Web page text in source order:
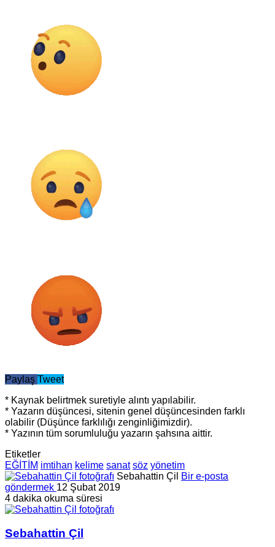
Paylaş Tweet
* Kaynak belirtmek suretiyle alıntı yapılabilir.
* Yazarın düşüncesi, sitenin genel düşüncesinden farklı
olabilir (Düşünce farklılığı zenginliğimizdir).
* Yazının tüm sorumluluğu yazarın şahsına aittir.
Etiketler
EĞİTİM imtihan kelime sanat söz yönetim
Sebahattin Çil
Bir e-posta
göndermek 12 Şubat 2019
4 dakika okuma süresi
Sebahattin Çil